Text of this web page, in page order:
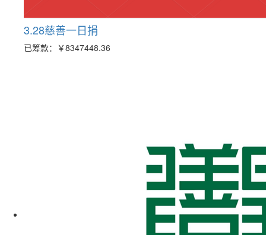
3.28慈善一日捐
已筹款： ￥8347448.36